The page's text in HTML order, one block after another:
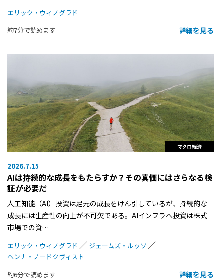
エリック・ウィノグラド
約7分で読めます
詳細を見る
マクロ経済
2026.7.15
AIは持続的な成長をもたらすか？その真価にはさらなる検
証が必要だ
人工知能（AI）投資は足元の成長をけん引しているが、持続的な
成長には生産性の向上が不可欠である。AIインフラへ投資は株式
市場での資…
エリック・ウィノグラド
ジェームズ・ルッソ
ヘンナ・ノードクヴィスト
約6分で読めます
詳細を見る